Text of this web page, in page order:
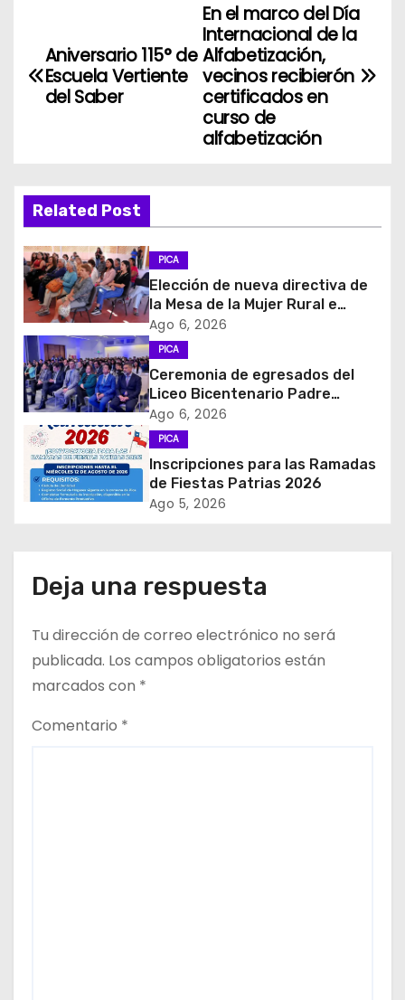
a
c
i
ó
n
d
e
e
r
a
d
En el marco del Día
Internacional de la
Alfabetización,
vecinos recibierón
certificados en
curso de
alfabetización
Aniversario 115° de
Escuela Vertiente
del Saber
Related Post
PICA
Elección de nueva directiva de
la Mesa de la Mujer Rural e
Indigena
Ago 6, 2026
PICA
Ceremonia de egresados del
Liceo Bicentenario Padre
Alberto Hurtado a la industria
minera
Ago 6, 2026
PICA
Inscripciones para las Ramadas
de Fiestas Patrias 2026
Ago 5, 2026
Deja una respuesta
Tu dirección de correo electrónico no será
publicada. Los campos obligatorios están
marcados con *
Comentario *